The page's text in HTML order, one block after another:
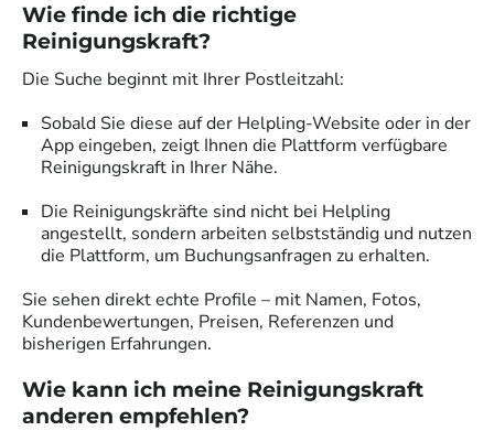
Wie finde ich die richtige
Reinigungskraft?
Die Suche beginnt mit Ihrer Postleitzahl:
Sobald Sie diese auf der Helpling-Website oder in der
App eingeben, zeigt Ihnen die Plattform verfügbare
Reinigungskraft in Ihrer Nähe.
Die Reinigungskräfte sind nicht bei Helpling
angestellt, sondern arbeiten selbstständig und nutzen
die Plattform, um Buchungsanfragen zu erhalten.
Sie sehen direkt echte Profile – mit Namen, Fotos,
Kundenbewertungen, Preisen, Referenzen und
bisherigen Erfahrungen.
Wie kann ich meine Reinigungskraft
anderen empfehlen?